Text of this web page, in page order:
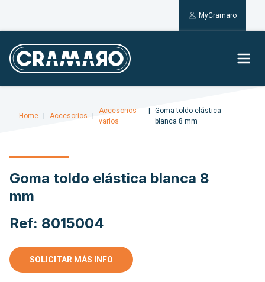
MyCramaro
Home Accesorios
Accesorios
varios
Goma toldo elástica
blanca 8 mm
Goma toldo elástica blanca 8
mm
Ref: 8015004
SOLICITAR MÁS INFO